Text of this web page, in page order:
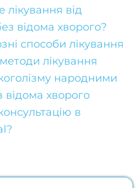
лікування від
відома хворого?
способи лікування
лікування
народними
хворого
в